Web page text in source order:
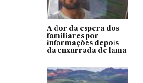
A dor da espera dos
familiares por
informações depois
da enxurrada de lama